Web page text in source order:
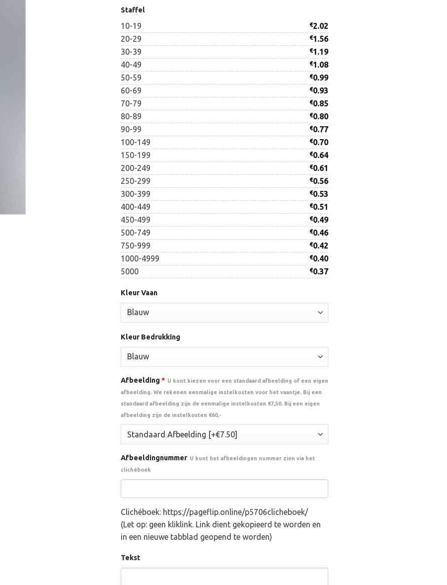
Staffel
10-19 €2.02
20-29
€1.56
30-39
€1.19
40-49
€1.08
50-59
€0.99
60-69
€0.93
70-79
€0.85
80-89
€0.80
90-99
€0.77
100-149
€0.70
150-199
€0.64
200-249
€0.61
250-299
€0.56
300-399
€0.53
400-449
€0.51
450-499
€0.49
500-749
€0.46
750-999
€0.42
1000-4999
€0.40
5000
€0.37
Kleur Vaan
Kleur Bedrukking
Afbeelding * U kunt kiezen voor een standaard afbeelding of een eigen
afbeelding. We rekenen eenmalige instelkosten voor het vaantje. Bij een
standaard afbeelding zijn de eenmalige instelkosten €7,50. Bij een eigen
afbeelding zijn de instelkosten €60,-
Afbeeldingnummer U kunt het afbeeldingen nummer zien via het
clichéboek
Clichéboek: https://pageflip.online/p5706clicheboek/
(Let op: geen kliklink. Link dient gekopieerd te worden en
in een nieuwe tabblad geopend te worden)
Tekst